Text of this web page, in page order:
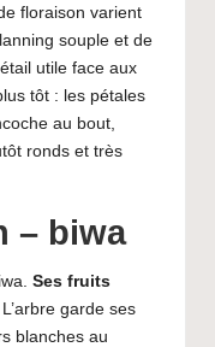
floraison varient
souple et de
utile face aux
tôt : les pétales
au bout,
ronds et très
– biwa
Ses fruits
. L’arbre garde ses
blanches au